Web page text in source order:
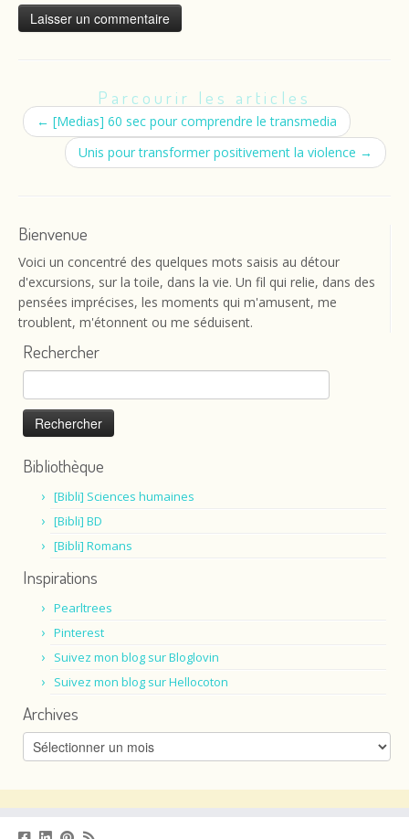
Parcourir les articles
← [Medias] 60 sec pour comprendre le transmedia
Unis pour transformer positivement la violence →
Bienvenue
Voici un concentré des quelques mots saisis au détour
d'excursions, sur la toile, dans la vie. Un fil qui relie, dans des
pensées imprécises, les moments qui m'amusent, me
troublent, m'étonnent ou me séduisent.
Rechercher
Rechercher :
Bibliothèque
[Bibli] Sciences humaines
[Bibli] BD
[Bibli] Romans
Inspirations
Pearltrees
Pinterest
Suivez mon blog sur Bloglovin
Suivez mon blog sur Hellocoton
Archives
Archives